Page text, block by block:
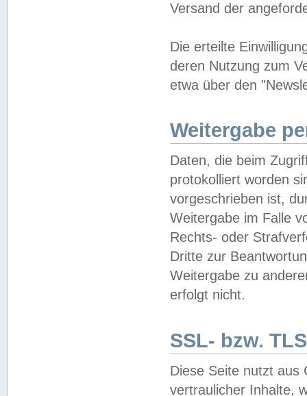
Versand der
Die erteilte
deren Nutzung zum
etwa über den
Weitergabe
Daten, die beim
protokolliert worden
vorgeschrieben ist,
Weitergabe im Falle
Rechts- oder
Dritte zur
Weitergabe zu
erfolgt nicht.
SSL- bzw.
Diese Seite nutzt aus
vertraulicher Inhalte,